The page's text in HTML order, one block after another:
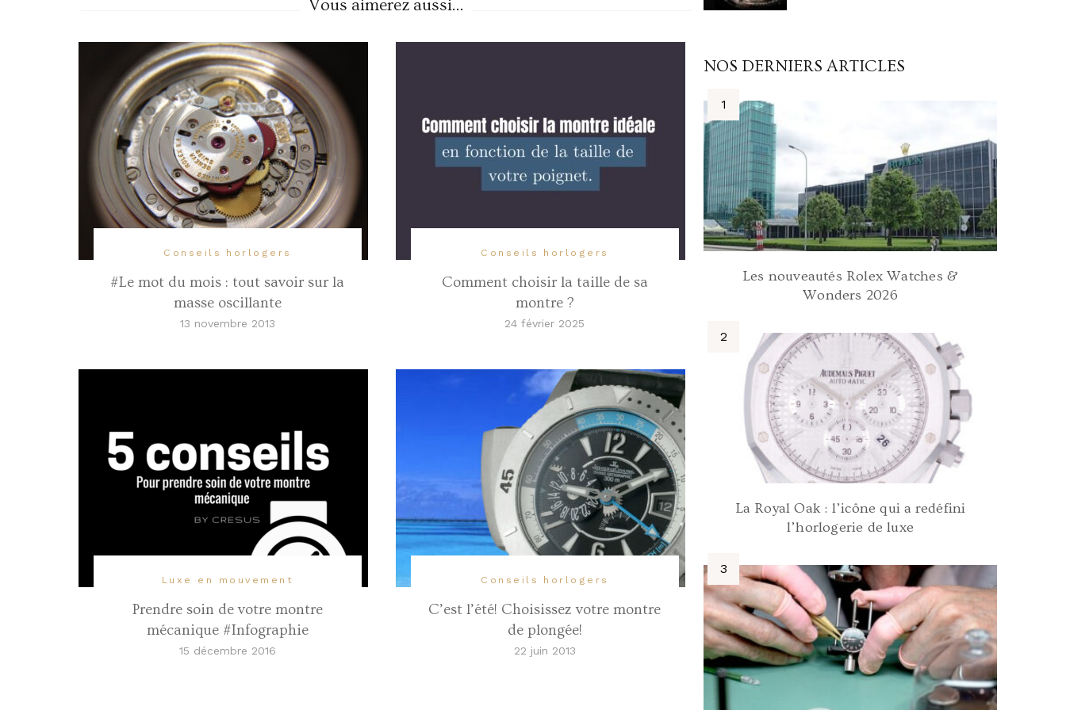
Vous aimerez aussi...
Conseils horlogers
#Le mot du mois : tout savoir sur la
masse oscillante
13 novembre 2013
Conseils horlogers
Comment choisir la taille de sa
montre ?
24 février 2025
Luxe en mouvement
Prendre soin de votre montre
mécanique #Infographie
15 décembre 2016
Conseils horlogers
C’est l’été! Choisissez votre montre
de plongée!
22 juin 2013
NOS DERNIERS ARTICLES
Les nouveautés Rolex Watches &
Wonders 2026
La Royal Oak : l’icône qui a redéfini
l’horlogerie de luxe